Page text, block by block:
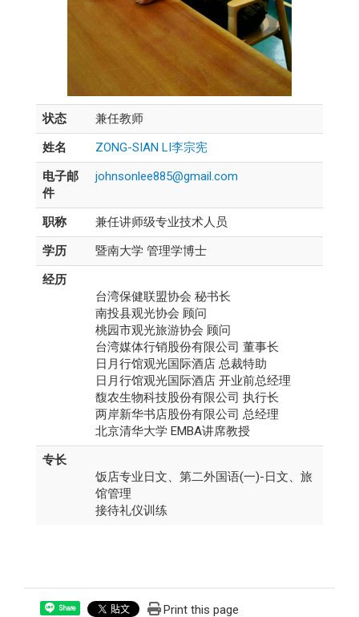
状态
兼任教师
姓名
ZONG-SIAN LI李宗宪
电子邮
件
johnsonlee885@gmail.com
职称
兼任讲师级专业技术人员
学历
暨南大学 管理学博士
经历
台湾保健联盟协会 秘书长
南投县观光协会 顾问
桃园市观光旅游协会 顾问
台湾媒体行销股份有限公司 董事长
日月行馆观光国际酒店 总裁特助
日月行馆观光国际酒店 开业前总经理
馥农生物科技股份有限公司 执行长
两岸新华书店股份有限公司 总经理
北京清华大学 EMBA讲席教授
专长
饭店专业日文、第二外国语(一)-日文、旅
馆管理
接待礼仪训练
Share Print this page